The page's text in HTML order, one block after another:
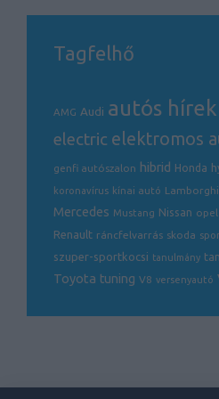
Tagfelhő
AMG Audi autós hírek
electric elektromos
genfi autószalon hibrid Honda
koronavírus kínai autó
Mercedes Mustang Nissan opel
Renault ráncfelvarrás skoda
szuper-sportkocsi tanulmány
Toyota tuning V8 versenyautó